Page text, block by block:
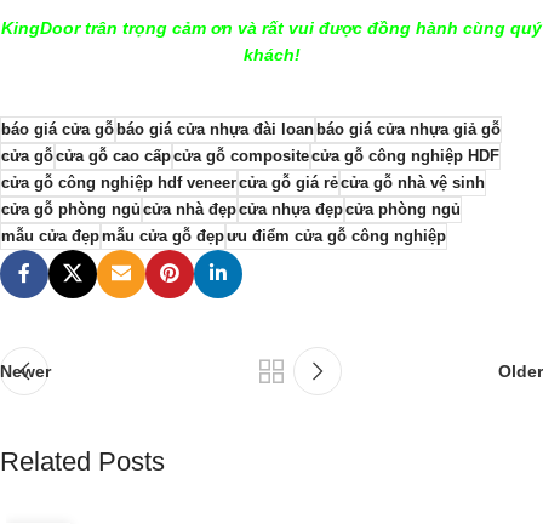
KingDoor trân trọng cảm ơn và rất vui được đồng hành cùng quý
khách!
báo giá cửa gỗbáo giá cửa nhựa đài loanbáo giá cửa nhựa giả gỗ
cửa gỗcửa gỗ cao cấpcửa gỗ compositecửa gỗ công nghiệp HDF
cửa gỗ công nghiệp hdf veneercửa gỗ giá rẻcửa gỗ nhà vệ sinh
cửa gỗ phòng ngủ cửa nhà đẹpcửa nhựa đẹpcửa phòng ngủ
mẫu cửa đẹpmẫu cửa gỗ đẹpưu điểm cửa gỗ công nghiệp
Newer Older
Related Posts